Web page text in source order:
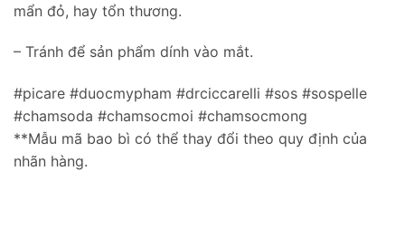
mẩn đỏ, hay tổn thương.
– Tránh để sản phẩm dính vào mắt.
#picare #duocmypham #drciccarelli #sos #sospelle
#chamsoda #chamsocmoi #chamsocmong
**Mẫu mã bao bì có thể thay đổi theo quy định của
nhãn hàng.